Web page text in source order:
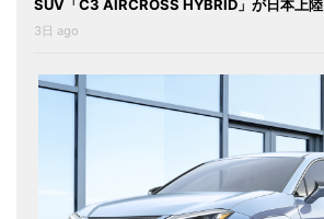
SUV「C3 AIRCROSS HYBRID」が日本上陸
3日 ago